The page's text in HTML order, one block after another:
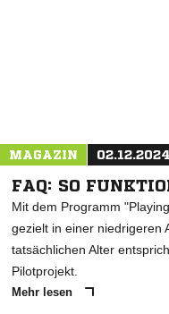
MAGAZIN
FAQ: SO
Mit dem Programm
gezielt in einer niedrigeren
tatsächlichen Alter
Pilotprojekt.
Mehr lesen